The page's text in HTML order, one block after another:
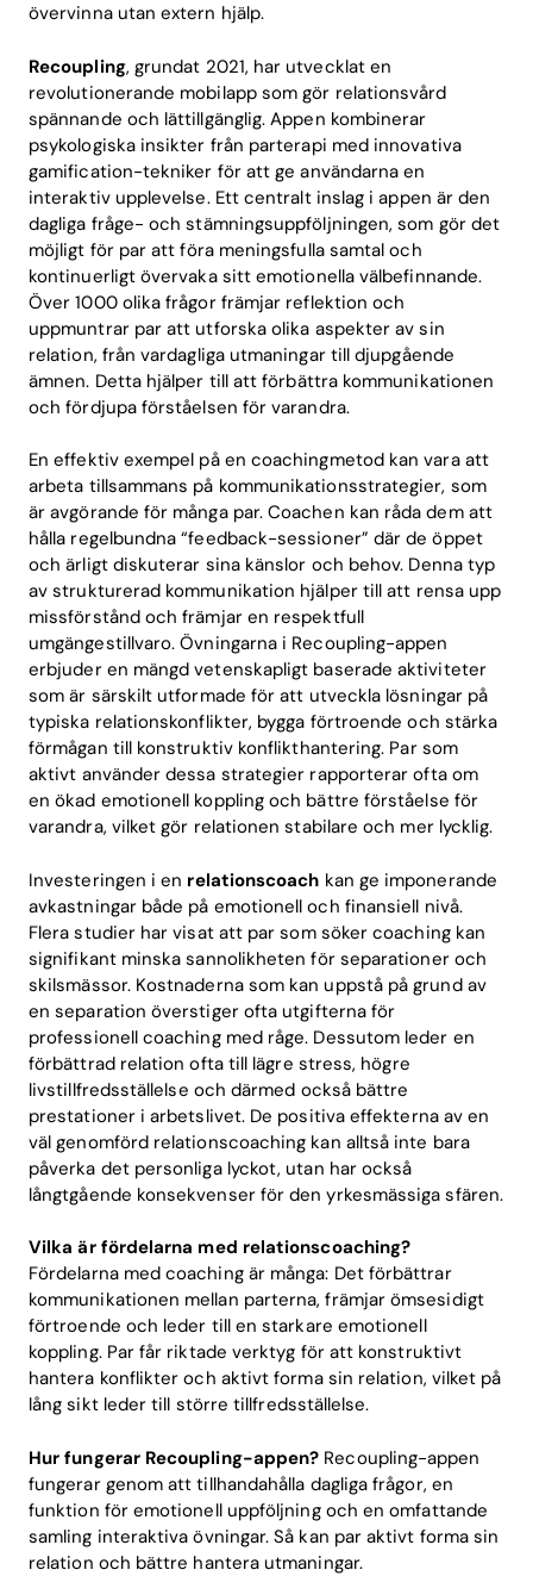
övervinna utan extern hjälp.
Recoupling, grundat 2021, har utvecklat en
revolutionerande mobilapp som gör relationsvård
spännande och lättillgänglig. Appen kombinerar
psykologiska insikter från parterapi med innovativa
gamification-tekniker för att ge användarna en
interaktiv upplevelse. Ett centralt inslag i appen är den
dagliga fråge- och stämningsuppföljningen, som gör det
möjligt för par att föra meningsfulla samtal och
kontinuerligt övervaka sitt emotionella välbefinnande.
Över 1000 olika frågor främjar reflektion och
uppmuntrar par att utforska olika aspekter av sin
relation, från vardagliga utmaningar till djupgående
ämnen. Detta hjälper till att förbättra kommunikationen
och fördjupa förståelsen för varandra.
En effektiv exempel på en coachingmetod kan vara att
arbeta tillsammans på kommunikationsstrategier, som
är avgörande för många par. Coachen kan råda dem att
hålla regelbundna “feedback-sessioner” där de öppet
och ärligt diskuterar sina känslor och behov. Denna typ
av strukturerad kommunikation hjälper till att rensa upp
missförstånd och främjar en respektfull
umgängestillvaro. Övningarna i Recoupling-appen
erbjuder en mängd vetenskapligt baserade aktiviteter
som är särskilt utformade för att utveckla lösningar på
typiska relationskonflikter, bygga förtroende och stärka
förmågan till konstruktiv konflikthantering. Par som
aktivt använder dessa strategier rapporterar ofta om
en ökad emotionell koppling och bättre förståelse för
varandra, vilket gör relationen stabilare och mer lycklig.
Investeringen i en relationscoach kan ge imponerande
avkastningar både på emotionell och finansiell nivå.
Flera studier har visat att par som söker coaching kan
signifikant minska sannolikheten för separationer och
skilsmässor. Kostnaderna som kan uppstå på grund av
en separation överstiger ofta utgifterna för
professionell coaching med råge. Dessutom leder en
förbättrad relation ofta till lägre stress, högre
livstillfredsställelse och därmed också bättre
prestationer i arbetslivet. De positiva effekterna av en
väl genomförd relationscoaching kan alltså inte bara
påverka det personliga lyckot, utan har också
långtgående konsekvenser för den yrkesmässiga sfären.
Vilka är fördelarna med relationscoaching?
Fördelarna med coaching är många: Det förbättrar
kommunikationen mellan parterna, främjar ömsesidigt
förtroende och leder till en starkare emotionell
koppling. Par får riktade verktyg för att konstruktivt
hantera konflikter och aktivt forma sin relation, vilket på
lång sikt leder till större tillfredsställelse.
Hur fungerar Recoupling-appen? Recoupling-appen
fungerar genom att tillhandahålla dagliga frågor, en
funktion för emotionell uppföljning och en omfattande
samling interaktiva övningar. Så kan par aktivt forma sin
relation och bättre hantera utmaningar.